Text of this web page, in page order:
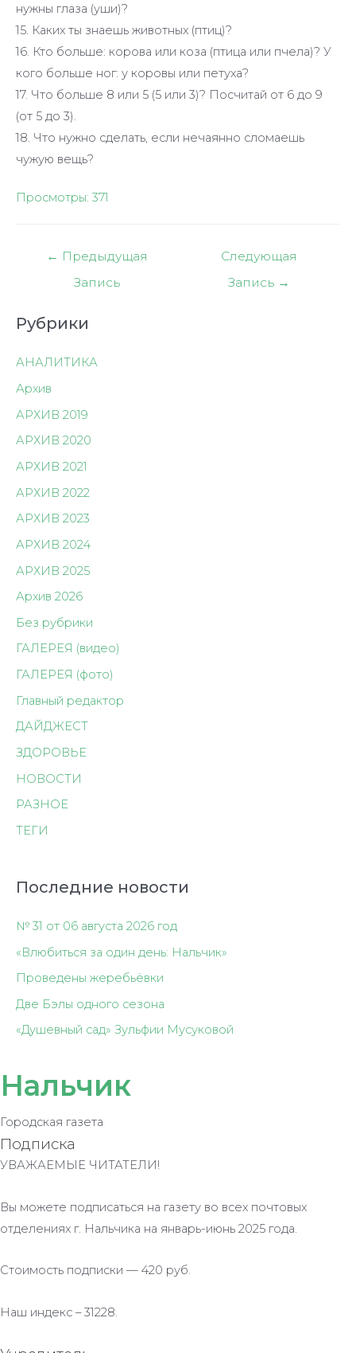
нужны глаза (уши)?
15. Каких ты знаешь животных (птиц)?
16. Кто больше: корова или коза (птица или пчела)? У
кого больше ног: у коровы или петуха?
17. Что больше 8 или 5 (5 или 3)? Посчитай от 6 до 9
(от 5 до 3).
18. Что нужно сделать, если нечаянно сломаешь
чужую вещь?
Просмотры: 371
Навигация
← Предыдущая
Запись
Следующая
Запись →
Рубрики
АНАЛИТИКА
Архив
АРХИВ 2019
АРХИВ 2020
АРХИВ 2021
АРХИВ 2022
АРХИВ 2023
АРХИВ 2024
АРХИВ 2025
Архив 2026
Без рубрики
ГАЛЕРЕЯ (видео)
ГАЛЕРЕЯ (фото)
Главный редактор
ДАЙДЖЕСТ
ЗДОРОВЬЕ
НОВОСТИ
РАЗНОЕ
ТЕГИ
Последние новости
№ 31 от 06 августа 2026 год
«Влюбиться за один день: Нальчик»
Проведены жеребьёвки
Две Бэлы одного сезона
«Душевный сад» Зульфии Мусуковой
Нальчик
Городская газета
Подписка
УВАЖАЕМЫЕ ЧИТАТЕЛИ!
Вы можете подписаться на газету во всех почтовых
отделениях г. Нальчика на январь-июнь 2025 года.
Стоимость подписки — 420 руб.
Наш индекс – 31228.